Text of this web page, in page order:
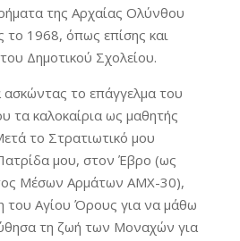
της Αρχαίας Ολύνθου
το 1968, όπως επίσης και
Δημοτικού Σχολείου.
το επάγγελμα του
τα καλοκαίρια ως μαθητής
το Στρατιωτικό μου
μου, στον Έβρο (ως
Μέσων Αρμάτων ΑΜΧ-30),
του Αγίου Όρους για να μάθω
τη ζωή των Μοναχών για